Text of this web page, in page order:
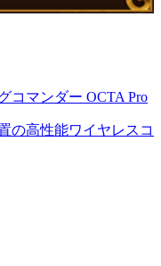
コマンダー OCTA Pro
の高性能ワイヤレスコ